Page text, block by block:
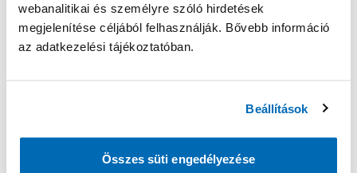
webanalitikai és személyre szóló hirdetések
megjelenítése céljából felhasználják. Bővebb információ
az adatkezelési tájékoztatóban.
Beállítások
Összes süti engedélyezése